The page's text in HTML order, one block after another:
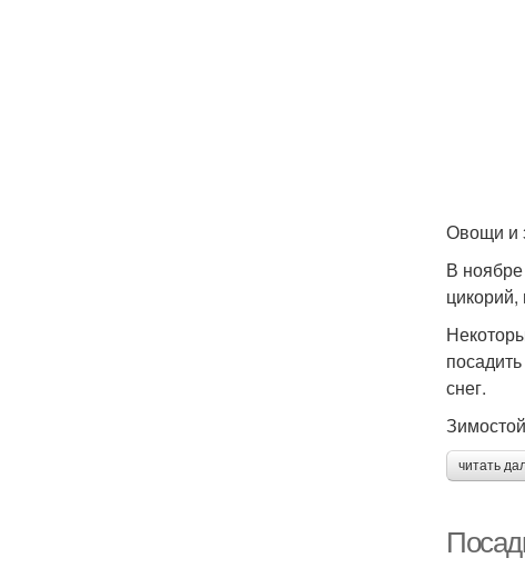
Овощи и
В
снег.
читать